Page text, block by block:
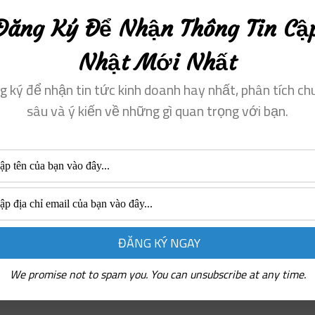
hội học đại học vì đậu trường
1 triệu view YouTube được
ở Việt Nam, con số thật sẽ
Ký Để Nhận Thông Tin
Nhật Mới Nhất
ký để nhận tin tức kinh doanh hay nhất, phân tích
sâu và ý kiến ​​về những gì quan trọng với bạn.
We promise not to spam you. You can unsubscribe at any time.